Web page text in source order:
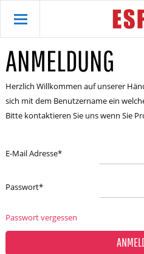
ANMELDUNG
Herzlich Willkommen auf unserer
sich mit dem Benutzername ein
Bitte kontaktieren Sie uns wenn Sie
E-Mail Adresse*
Passwort*
Passwort vergessen